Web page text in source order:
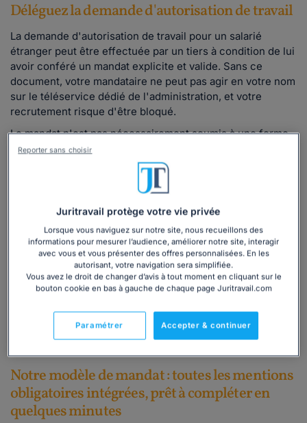
Déléguez la demande d'autorisation de travail
La demande d'autorisation de travail pour un salarié
étranger peut être effectuée par un tiers à condition de lui
avoir conféré un mandat explicite et valide. Sans ce
document, votre mandataire ne peut pas agir en votre nom
sur le téléservice dédié de l'administration, et votre
recrutement risque d'être bloqué.
Le mandat n'est pas nécessairement soumis à une forme-
type. Pour autant,
Nom, titre, fonction et adresse professionnelle du
Nom, titre, fonction et adresse professionnelle du
mandataire ;
Objet du mandat ;
Date et signatures des parties.
C'est pourquoi nous mettons à votre disposition un
prêt à l’emploi , pourconfier
personne de votre choix et en toute légalité, la réalisation
des formalités de demande d'autorisation de travail pour
votre futur salarié étranger.
Notre modèle de mandat : toutes les mentions
obligatoires intégrées, prêt à compléter en
quelques minutes
Juritravail protège votre vie privée
Lorsque vous naviguez sur notre site, nous recueillons des
informations pour mesurer l’audience, améliorer notre site, interagir
avec vous et vous présenter des offres personnalisées. En les
autorisant, votre navigation sera simplifiée.
Vous avez le droit de changer d’avis à tout moment en cliquant sur le
bouton cookie en bas à gauche de chaque page Juritravail.com
Accepter & continuer
Paramétrer
Reporter sans choisir